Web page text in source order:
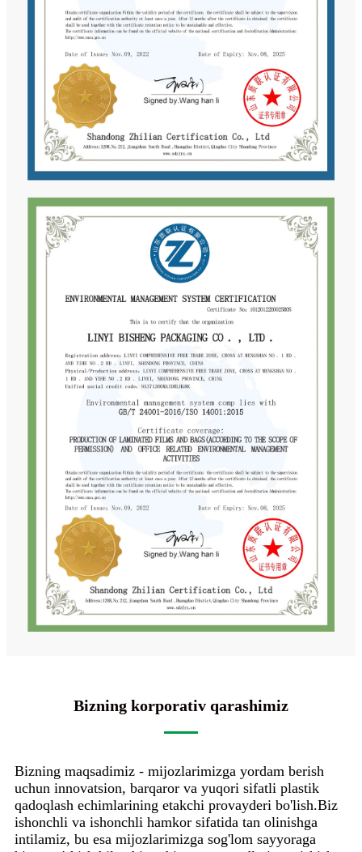
Bizning korporativ qarashimiz
Bizning maqsadimiz - mijozlarimizga yordam berish
uchun innovatsion, barqaror va yuqori sifatli plastik
qadoqlash echimlarining etakchi provayderi bo'lish.Biz
ishonchli va ishonchli hamkor sifatida tan olinishga
intilamiz, bu esa mijozlarimizga sog'lom sayyoraga